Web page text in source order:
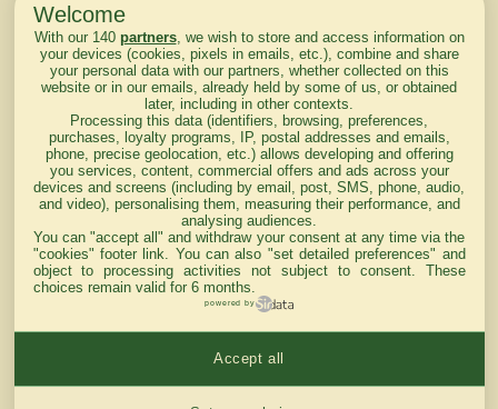
lendemain
Courses
d'aujourd'hui
Haut de Page
Mentions légales du site
Welcome
With our 140 partners, we wish to store and access information on
your devices (cookies, pixels in emails, etc.), combine and share
your personal data with our partners, whether collected on this
website or in our emails, already held by some of us, or obtained
later, including in other contexts.
Processing this data (identifiers, browsing, preferences,
purchases, loyalty programs, IP, postal addresses and emails,
phone, precise geolocation, etc.) allows developing and offering
you services, content, commercial offers and ads across your
devices and screens (including by email, post, SMS, phone, audio,
and video), personalising them, measuring their performance, and
analysing audiences.
You can "accept all" and withdraw your consent at any time via the
"cookies" footer link . You can also "set detailed preferences" and
object to processing activities not subject to consent. These
choices remain valid for 6 months.
powered by
Accept all